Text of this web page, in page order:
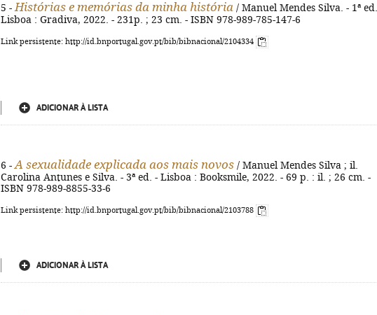
5 - Histórias e memórias da minha história / Manuel Mendes Silva. - 1ª
Lisboa : Gradiva, 2022. - 231p. ; 23 cm. - ISBN 978-989-785-147-6
Link persistente: http://id.bnportugal.gov.pt/bib/bibnacional/2104334
ADICIONAR À LISTA
6 - A sexualidade explicada aos mais novos / Manuel Mendes Silva ; il.
Carolina Antunes e Silva. - 3ª ed. - Lisboa : Booksmile, 2022. - 69 p. : il. ; 26 cm. -
ISBN 978-989-8855-33-6
Link persistente: http://id.bnportugal.gov.pt/bib/bibnacional/2103788
ADICIONAR À LISTA